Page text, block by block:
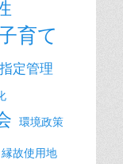
育て
指定管理
環境政策
縁故使用地